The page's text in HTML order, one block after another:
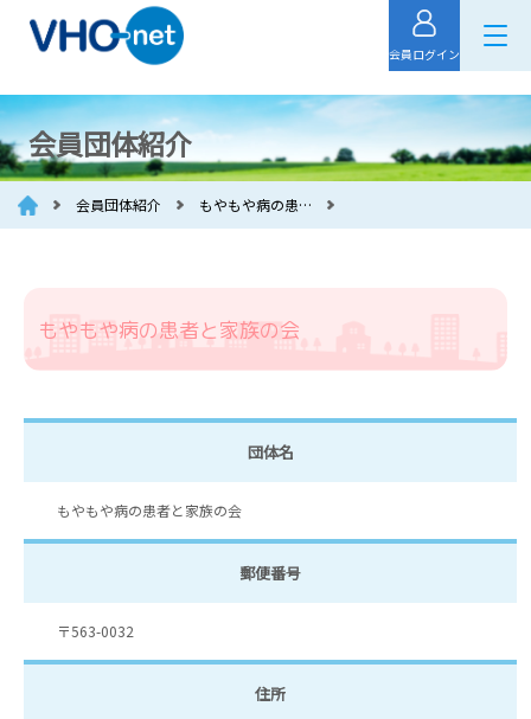
会員ログイン
会員団体紹介
会員団体紹介 もやもや病の患…
もやもや病の患者と家族の会
団体名
もやもや病の患者と家族の会
郵便番号
〒563-0032
住所